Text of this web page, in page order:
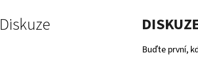
Diskuze
Buďte první,